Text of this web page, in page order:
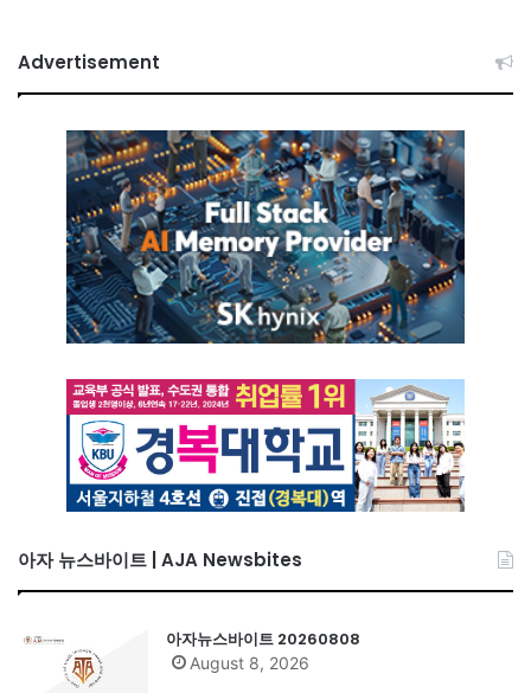
Advertisement
아자 뉴스바이트 | AJA Newsbites
아자뉴스바이트 20260808
August 8, 2026